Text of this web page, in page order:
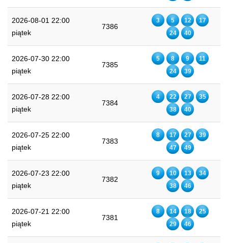
2026-08-01 22:00
piątek
7386
3 5 12
17
24
40
2026-07-30 22:00
piątek
7385
5 8 9
11
24
39
2026-07-28 22:00
piątek
7384
4 22 27
35
38
40
2026-07-25 22:00
piątek
7383
8 17 27
39
47
49
2026-07-23 22:00
piątek
7382
9 10 13
34
38
46
2026-07-21 22:00
piątek
7381
8 14 18
25
29
46